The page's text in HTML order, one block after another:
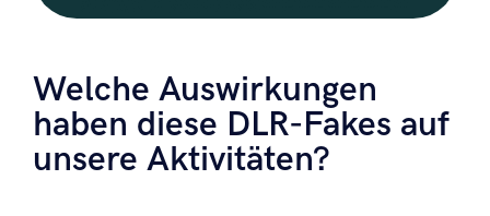
Welche Auswirkungen
haben diese DLR-Fakes auf
unsere Aktivitäten?